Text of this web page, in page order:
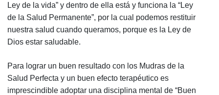
Ley de la vida” y dentro de ella está y funciona la “Ley
de la Salud Permanente”, por la cual podemos restituir
nuestra salud cuando queramos, porque es la Ley de
Dios estar saludable.
Para lograr un buen resultado con los Mudras de la
Salud Perfecta y un buen efecto terapéutico es
imprescindible adoptar una disciplina mental de “Buen